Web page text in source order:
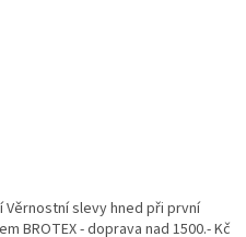
slevy hned při první
BROTEX - doprava nad 1500.- Kč